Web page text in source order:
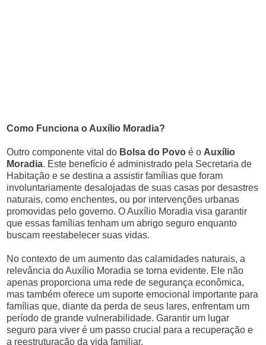
Como Funciona o Auxílio Moradia?
Outro componente vital do Bolsa do Povo é o Auxílio
Moradia. Este benefício é administrado pela Secretaria de
Habitação e se destina a assistir famílias que foram
involuntariamente desalojadas de suas casas por desastres
naturais, como enchentes, ou por intervenções urbanas
promovidas pelo governo. O Auxílio Moradia visa garantir
que essas famílias tenham um abrigo seguro enquanto
buscam reestabelecer suas vidas.
No contexto de um aumento das calamidades naturais, a
relevância do Auxílio Moradia se torna evidente. Ele não
apenas proporciona uma rede de segurança econômica,
mas também oferece um suporte emocional importante para
famílias que, diante da perda de seus lares, enfrentam um
período de grande vulnerabilidade. Garantir um lugar
seguro para viver é um passo crucial para a recuperação e
a reestruturação da vida familiar.